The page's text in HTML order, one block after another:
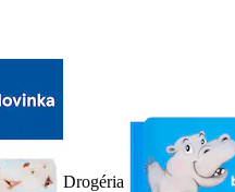
Drogéria